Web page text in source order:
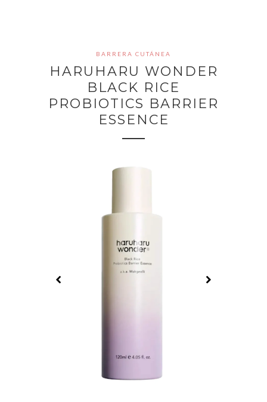
BARRERA CUTÁNEA
HARUHARU WONDER
BLACK RICE
PROBIOTICS BARRIER
ESSENCE